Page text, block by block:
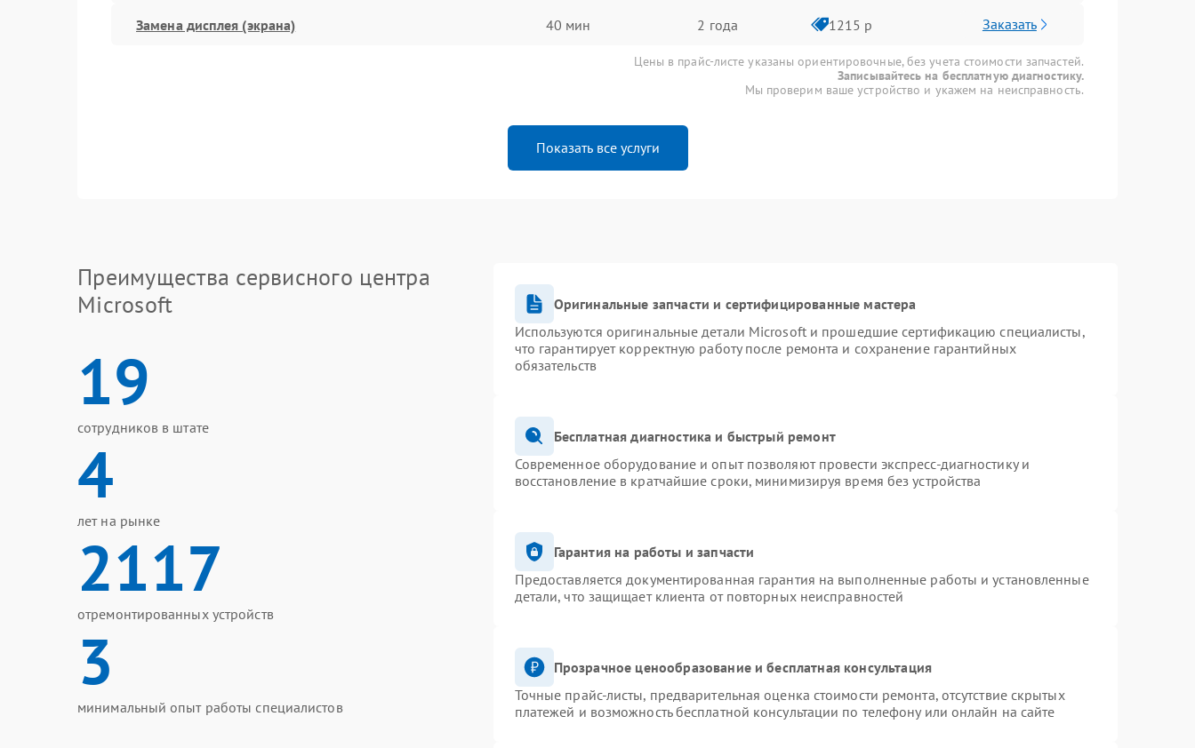
Замена дисплея (экрана) 40 мин 2 года 1215 р Заказать
Цены в прайс-листе указаны ориентировочные, без учета стоимости запчастей.
Записывайтесь на бесплатную диагностику.
Мы проверим ваше устройство и укажем на неисправность.
Показать все услуги
Преимущества сервисного центра
Microsoft
19
сотрудников в штате
4
лет на рынке
2117
отремонтированных устройств
3
минимальный опыт работы специалистов
Оригинальные запчасти и сертифицированные мастера
Используются оригинальные детали Microsoft и прошедшие сертификацию специалисты,
что гарантирует корректную работу после ремонта и сохранение гарантийных
обязательств
Бесплатная диагностика и быстрый ремонт
Современное оборудование и опыт позволяют провести экспресс-диагностику и
восстановление в кратчайшие сроки, минимизируя время без устройства
Гарантия на работы и запчасти
Предоставляется документированная гарантия на выполненные работы и установленные
детали, что защищает клиента от повторных неисправностей
Прозрачное ценообразование и бесплатная консультация
Точные прайс-листы, предварительная оценка стоимости ремонта, отсутствие скрытых
платежей и возможность бесплатной консультации по телефону или онлайн на сайте